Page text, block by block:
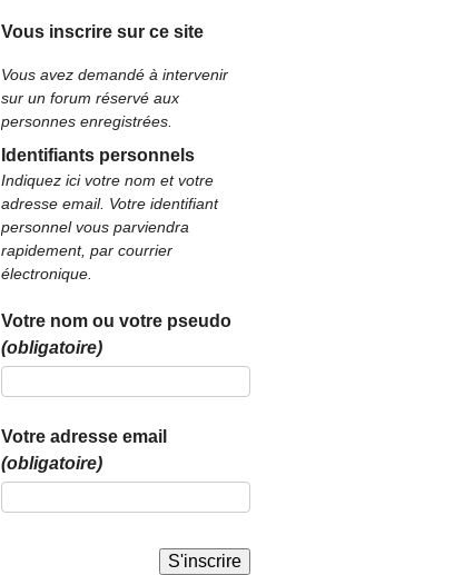
Vous inscrire sur ce site
Vous avez demandé à intervenir
sur un forum réservé aux
personnes enregistrées.
Identifiants personnels
Indiquez ici votre nom et votre
adresse email. Votre identifiant
personnel vous parviendra
rapidement, par courrier
électronique.
Votre nom ou votre pseudo
(obligatoire)
Votre adresse email
(obligatoire)